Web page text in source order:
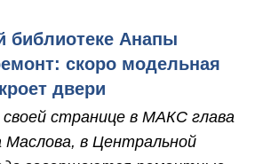
библиотеке Анапы
скоро модельная
двери
странице в МАКС глава
в Центральной